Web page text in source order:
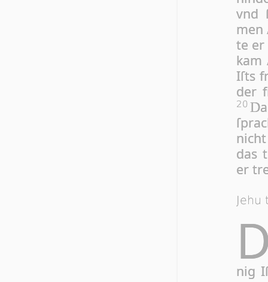
vnd
men
te
Iſts
der
20 D
das
er
nig